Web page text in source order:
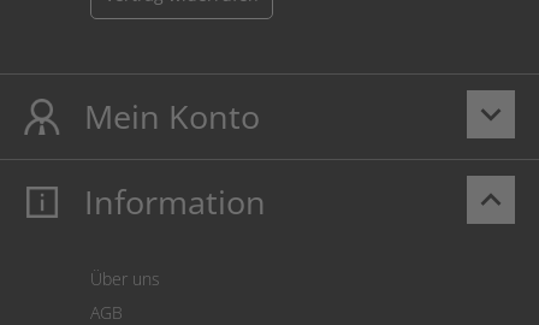
keyboard_arrow_down
Mein Konto
Mein Konto
keyboard_arrow_up
Information
Über uns
AGB